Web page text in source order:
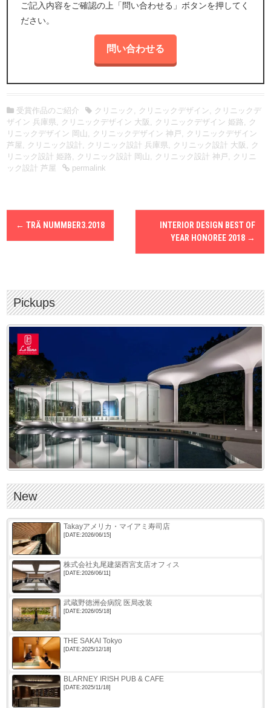
個人情報の取り扱いを第三者に委託する場合、当社の責任において
適切な委託先を選定すると共に、委託先においても当社と同等の情
報の保護・管理がなされるべく必要かつ適切な監督を行います。
5.不正アクセスなどへの予防ならびに是正
るセキュリティの確保・向上に努めます。
6.情報主体の権利確保
は、ご本人確認の上、適切に対応させていただきます。
7.法令およびその他の規範の遵守
関連する法令やガイドラインなどを遵守します。
8.個人情報保護マネジメントシステムの継続的改善
ご記入内容をご確認の上「問い合わせる」ボタンを押してく
ださい。
受賞作品のご紹介 クリニック クリニックデザイン
クリニックデ
ザイン 兵庫県
クリニックデザイン 大阪 クリニックデザイン 姫路
ク
リニックデザイン 岡山
クリニックデザイン 神戸
クリニックデザイン
芦屋
クリニック設計 クリニック設計 兵庫県 クリニック設計 大阪
ク
リニック設計 姫路
クリニック設計 岡山 クリニック設計 神戸
クリニ
ック設計 芦屋
permalink
s
v
i
g
a
o
n
← TRÄ NUMMBER3.2018
INTERIOR DESIGN BEST OF
YEAR HONOREE 2018 →
Pickups
New
Takayアメリカ・マイアミ寿司店
[DATE:2026/06/15]
株式会社丸尾建築西宮支店オフィス
[DATE:2026/06/11]
武蔵野徳洲会病院 医局改装
[DATE:2026/05/18]
THE SAKAI Tokyo
[DATE:2025/12/18]
BLARNEY IRISH PUB & CAFE
[DATE:2025/11/18]